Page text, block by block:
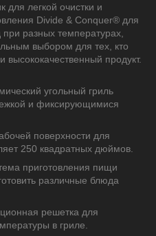
для легкой очистки и
Divide & Conquer® для
разных температурах,
выбором для тех, кто
высококачественный продукт.
угольный гриль
и фиксирующимися
поверхности для
250 квадратных дюймов.
приготовления пищи
различные блюда
решетка для
в гриле.